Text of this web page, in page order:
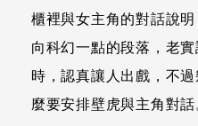
櫃裡與女主角的對話說
向科幻一點的段落，老
時，認真讓人出戲，不
麼要安排壁虎與主角對話